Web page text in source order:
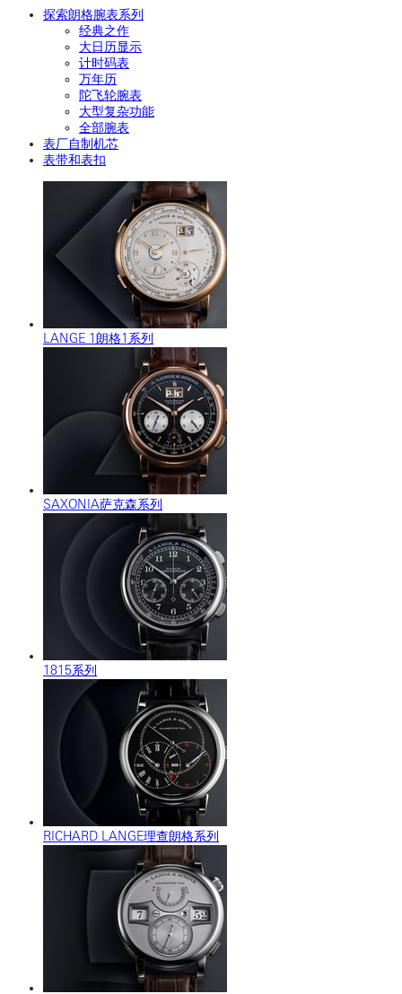
探索朗格腕表系列
经典之作
大日历显示
计时码表
万年历
陀飞轮腕表
大型复杂功能
全部腕表
表厂自制机芯
表带和表扣
LANGE 1朗格1系列
SAXONIA萨克森系列
1815系列
RICHARD LANGE理查朗格系列